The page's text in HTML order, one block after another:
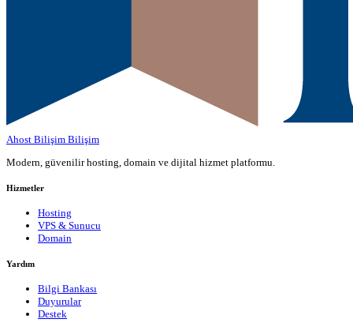
Ahost Bilişim Bilişim
Modern, güvenilir hosting, domain ve dijital hizmet platformu.
Hizmetler
Hosting
VPS & Sunucu
Domain
Yardım
Bilgi Bankası
Duyurular
Destek